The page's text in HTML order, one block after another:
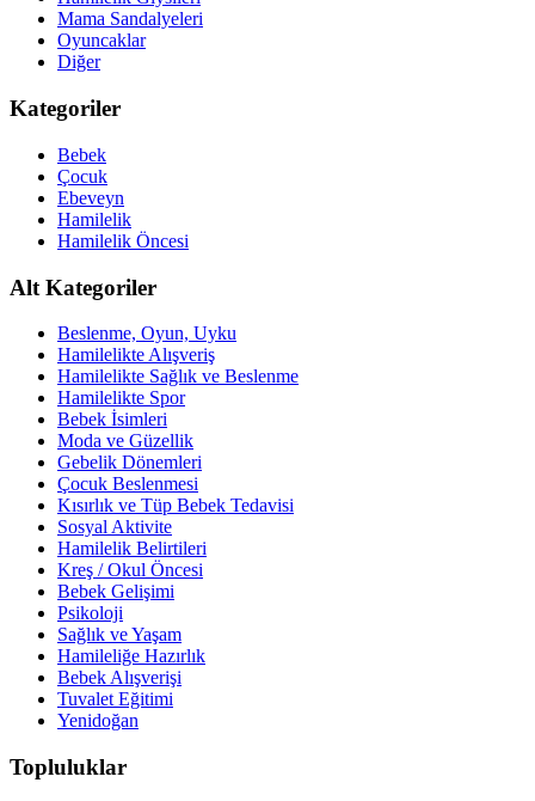
Mama Sandalyeleri
Oyuncaklar
Diğer
Kategoriler
Bebek
Çocuk
Ebeveyn
Hamilelik
Hamilelik Öncesi
Alt Kategoriler
Beslenme, Oyun, Uyku
Hamilelikte Alışveriş
Hamilelikte Sağlık ve Beslenme
Hamilelikte Spor
Bebek İsimleri
Moda ve Güzellik
Gebelik Dönemleri
Çocuk Beslenmesi
Kısırlık ve Tüp Bebek Tedavisi
Sosyal Aktivite
Hamilelik Belirtileri
Kreş / Okul Öncesi
Bebek Gelişimi
Psikoloji
Sağlık ve Yaşam
Hamileliğe Hazırlık
Bebek Alışverişi
Tuvalet Eğitimi
Yenidoğan
Topluluklar